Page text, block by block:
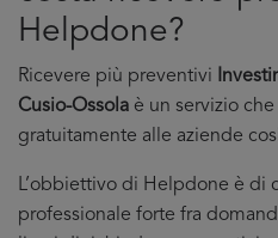
Helpdone?
Ricevere più preventivi
Cusio-Ossola è un servizio
gratuitamente alle aziende
L’obbiettivo di Helpdone è di
professionale forte fra